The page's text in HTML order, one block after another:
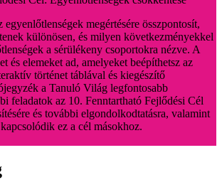
megértésére összpontosít,
különösen, és milyen következményekkel
a sérülékeny csoportokra nézve. A
és elemeket ad, amelyeket beépíthetsz az
történet táblával és kiegészítő
a Tanuló Világ legfontosabb
feladatok az 10. Fenntartható Fejlődési Cél
és további elgondolkodtatásra, valamint
ez a cél másokhoz.